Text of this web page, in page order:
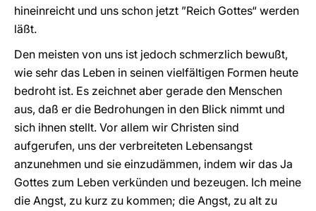
hineinreicht und uns schon jetzt ”Reich Gottes“ werden
läßt.
Den meisten von uns ist jedoch schmerzlich bewußt,
wie sehr das Leben in seinen vielfältigen Formen heute
bedroht ist. Es zeichnet aber gerade den Menschen
aus, daß er die Bedrohungen in den Blick nimmt und
sich ihnen stellt. Vor allem wir Christen sind
aufgerufen, uns der verbreiteten Lebensangst
anzunehmen und sie einzudämmen, indem wir das Ja
Gottes zum Leben verkünden und bezeugen. Ich meine
die Angst, zu kurz zu kommen; die Angst, zu alt zu